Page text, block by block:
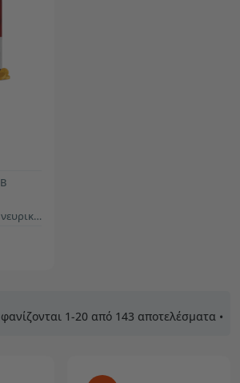
σύστημα
1-20 από 143 αποτελέσματα •